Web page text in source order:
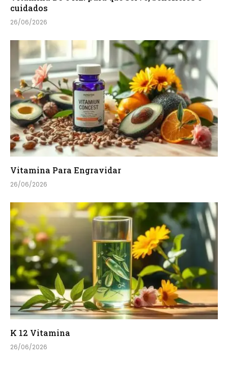
cuidados
26/06/2026
Vitamina Para Engravidar
26/06/2026
K 12 Vitamina
26/06/2026